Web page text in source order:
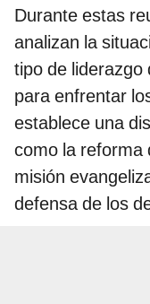
Durante estas
analizan la
tipo de liderazgo
para enfrentar
establece una
como la reforma
misión
defensa de los